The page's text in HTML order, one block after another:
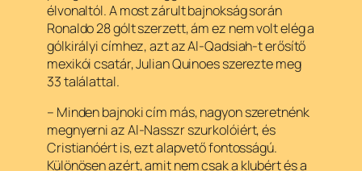
élvonaltól. A most zárult bajnokság során
Ronaldo 28 gólt szerzett, ám ez nem volt elég a
gólkirályi címhez, azt az Al-Qadsiah-t erősítő
mexikói csatár, Julian Quinoes szerezte meg
33 találattal.
– Minden bajnoki cím más, nagyon szeretnénk
megnyerni az Al-Nasszr szurkolóiért, és
Cristianóért is, ezt alapvető fontosságú.
Különösen azért, amit nem csak a klubért és a